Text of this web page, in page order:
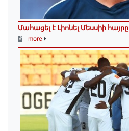
Մահացել է Լիոնել Մեսսիի հայրը
more